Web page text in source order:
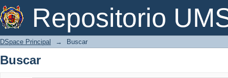
Repositorio
Buscar
DSpace Principal → Buscar
Buscar